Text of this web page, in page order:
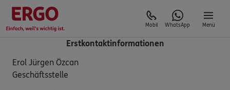
Mobil WhatsApp Menü
Erstkontaktinformationen
Erol Jürgen Özcan
Geschäftsstelle